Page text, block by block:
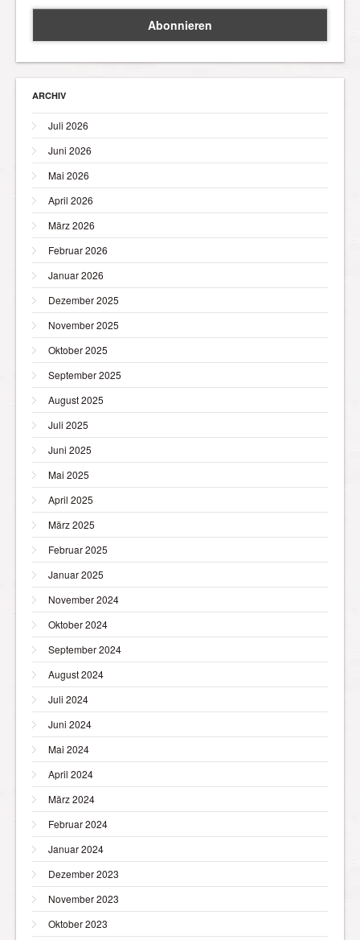
ARCHIV
Juli 2026
Juni 2026
Mai 2026
April 2026
März 2026
Februar 2026
Januar 2026
Dezember 2025
November 2025
Oktober 2025
September 2025
August 2025
Juli 2025
Juni 2025
Mai 2025
April 2025
März 2025
Februar 2025
Januar 2025
November 2024
Oktober 2024
September 2024
August 2024
Juli 2024
Juni 2024
Mai 2024
April 2024
März 2024
Februar 2024
Januar 2024
Dezember 2023
November 2023
Oktober 2023